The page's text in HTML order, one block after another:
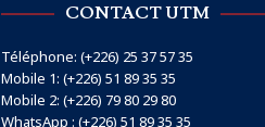
CONTACT UTM
Téléphone: (+226) 25 37 57 35
Mobile 1: (+226) 51 89 35 35
Mobile 2: (+226) 79 80 29 80
WhatsApp : (+226) 51 89 35 35